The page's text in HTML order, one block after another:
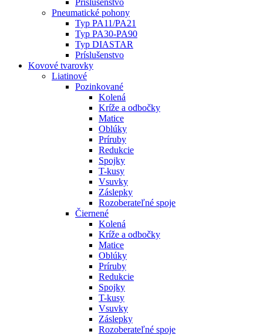
Príslušenstvo
Pneumatické pohony
Typ PA11/PA21
Typ PA30-PA90
Typ DIASTAR
Príslušenstvo
Kovové tvarovky
Liatinové
Pozinkované
Kolená
Kríže a odbočky
Matice
Oblúky
Príruby
Redukcie
Spojky
T-kusy
Vsuvky
Záslepky
Rozoberateľné spoje
Čiernené
Kolená
Kríže a odbočky
Matice
Oblúky
Príruby
Redukcie
Spojky
T-kusy
Vsuvky
Záslepky
Rozoberateľné spoje